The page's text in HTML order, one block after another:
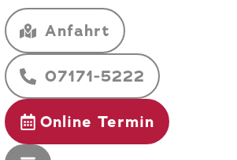
Anfahrt
07171-5222
Online Termin